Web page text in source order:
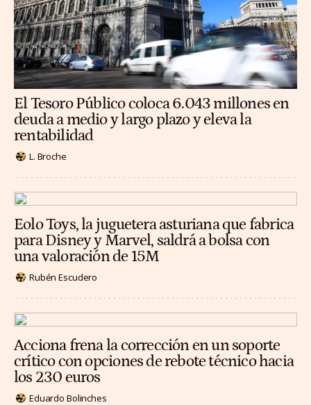
El Tesoro Público coloca 6.043 millones en
deuda a medio y largo plazo y eleva la
rentabilidad
L. Broche
Eolo Toys, la juguetera asturiana que fabrica
para Disney y Marvel, saldrá a bolsa con
una valoración de 15M
Rubén Escudero
Acciona frena la corrección en un soporte
crítico con opciones de rebote técnico hacia
los 230 euros
Eduardo Bolinches